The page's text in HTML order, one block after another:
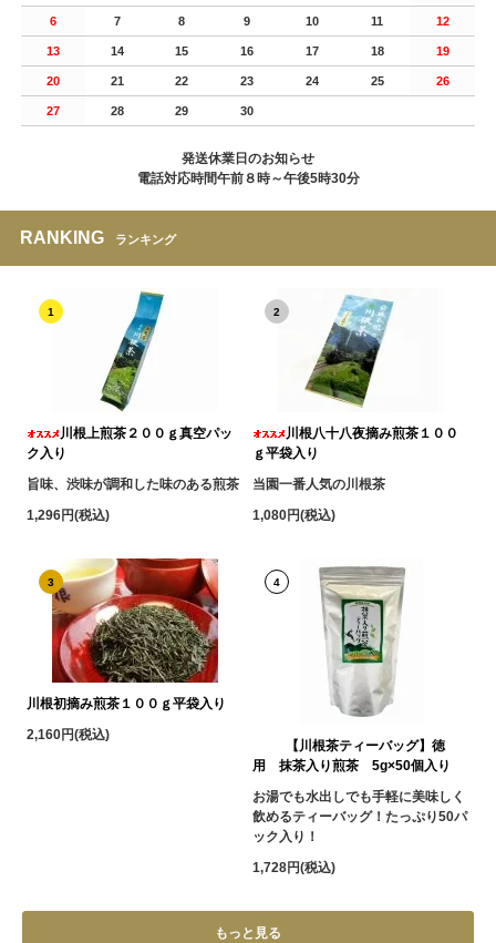
6 7 8 9 10 11 12
13 14 15 16 17 18 19
20 21 22 23 24 25 26
27 28 29 30
発送休業日のお知らせ
電話対応時間午前８時～午後5時30分
RANKING ランキング
1
川根上煎茶２００ｇ真空パッ
ク入り
旨味、渋味が調和した味のある煎茶
1,296円(税込)
2
川根八十八夜摘み煎茶１００
ｇ平袋入り
当園一番人気の川根茶
1,080円(税込)
3
川根初摘み煎茶１００ｇ平袋入り
2,160円(税込)
4
【川根茶ティーバッグ】徳
用 抹茶入り煎茶 5g×50個入り
お湯でも水出しでも手軽に美味しく
飲めるティーバッグ！たっぷり50パ
ック入り！
1,728円(税込)
もっと見る